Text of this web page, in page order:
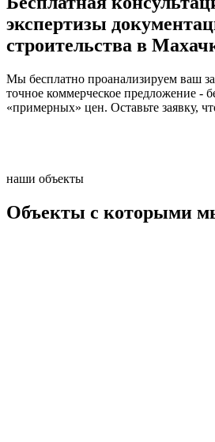
экспертизы
строительства в
Мы бесплатно проанализируем ваш
точное коммерческое предложение -
«примерных» цен. Оставьте заявку,
наши объекты
Объекты с которыми